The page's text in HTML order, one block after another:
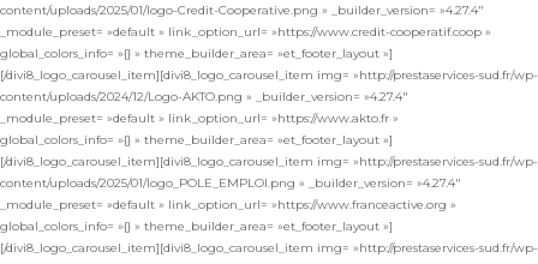
content/uploads/2025/01/logo-Credit-Cooperative.png » _builder_version= »4.27.4″
_module_preset= »default » link_option_url= »https://www.credit-cooperatif.coop »
global_colors_info= »{} » theme_builder_area= »et_footer_layout »]
[/divi8_logo_carousel_item][divi8_logo_carousel_item img= »http://prestaservices-sud.fr/wp-
content/uploads/2024/12/Logo-AKTO.png » _builder_version= »4.27.4″
_module_preset= »default » link_option_url= »https://www.akto.fr »
global_colors_info= »{} » theme_builder_area= »et_footer_layout »]
[/divi8_logo_carousel_item][divi8_logo_carousel_item img= »http://prestaservices-sud.fr/wp-
content/uploads/2025/01/logo_POLE_EMPLOI.png » _builder_version= »4.27.4″
_module_preset= »default » link_option_url= »https://www.franceactive.org »
global_colors_info= »{} » theme_builder_area= »et_footer_layout »]
[/divi8_logo_carousel_item][divi8_logo_carousel_item img= »http://prestaservices-sud.fr/wp-